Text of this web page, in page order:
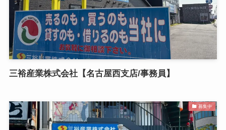
三裕産業株式会社【名古屋西支店/事務員】
募集中